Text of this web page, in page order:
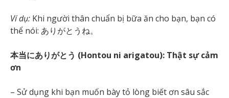
Ví dụ: Khi người thân chuẩn bị bữa ăn cho bạn, bạn có
thể nói: ありがとうね。
本当にありがとう (Hontou ni arigatou): Thật sự cảm
ơn
– Sử dụng khi bạn muốn bày tỏ lòng biết ơn sâu sắc